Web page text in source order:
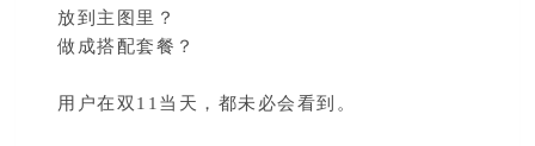
放到主图里？
做成搭配套餐？
用户在双11当天，都未必会看到。